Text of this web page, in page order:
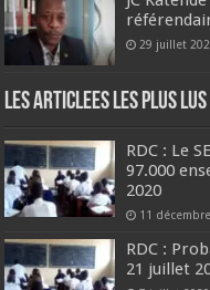
29 juillet
Les Articlees les plus Lus
RDC : Le
97.000
2020
11
RDC :
21 juillet